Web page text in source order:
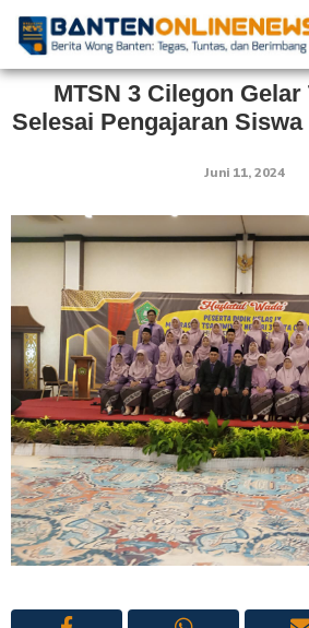
MTSN 3 Cilegon Gelar
Selesai Pengajaran
Juni 11, 2024